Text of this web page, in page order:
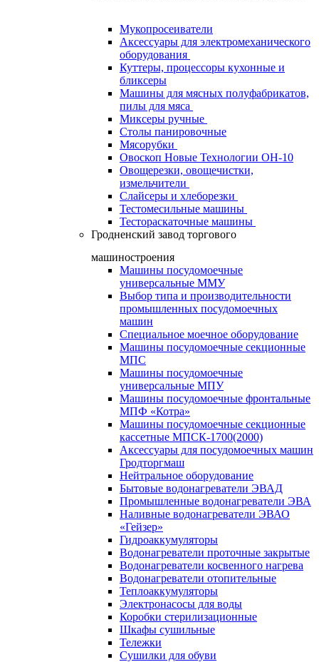
Мукопросеиватели
Аксессуары для электромеханического
оборудования
Куттеры, процессоры кухонные и
бликсеры
Машины для мясных полуфабрикатов,
пилы для мяса
Миксеры ручные
Столы панировочные
Мясорубки
Овоскоп Новые Технологии ОН-10
Овощерезки, овощечистки,
измельчители
Слайсеры и хлеборезки
Тестомесильные машины
Тестораскаточные машины
Гродненский завод торгового
машиностроения
Машины посудомоечные
универсальные ММУ
Выбор типа и производительности
промышленных посудомоечных
машин
Специальное моечное оборудование
Машины посудомоечные секционные
МПС
Машины посудомоечные
универсальные МПУ
Машины посудомоечные фронтальные
МПФ «Котра»
Машины посудомоечные секционные
кассетные МПСК-1700(2000)
Аксессуары для посудомоечных машин
Гродторгмаш
Нейтральное оборудование
Бытовые водонагреватели ЭВАД
Промышленные водонагреватели ЭВА
Наливные водонагреватели ЭВАО
«Гейзер»
Гидроаккумуляторы
Водонагреватели проточные закрытые
Водонагреватели косвенного нагрева
Водонагреватели отопительные
Теплоаккумуляторы
Электронасосы для воды
Коробки стерилизационные
Шкафы сушильные
Тележки
Сушилки для обуви